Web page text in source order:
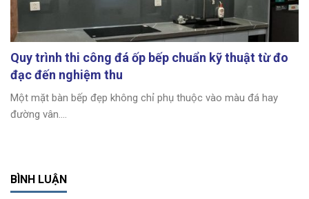
Quy trình thi công đá ốp bếp chuẩn kỹ thuật từ đo
đạc đến nghiệm thu
Một mặt bàn bếp đẹp không chỉ phụ thuộc vào màu đá hay
đường vân....
BÌNH LUẬN